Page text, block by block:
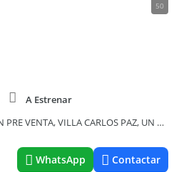
50
A Estrenar
NUEVO EDIFICIO TATIANA 3, EN PRE VENTA, VILLA CARLOS PAZ, UN EDIFICIO DE CATEGORIA Y DISEÑO MODERNO.
WhatsApp Contactar